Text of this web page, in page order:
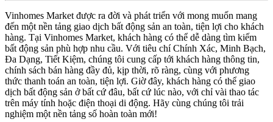
Vinhomes Market được ra đời và phát triển với mong muốn mang
đến một nền tảng giao dịch bất động sản an toàn, tiện lợi cho khách
hàng. Tại Vinhomes Market, khách hàng có thể dễ dàng tìm kiếm
bất động sản phù hợp nhu cầu. Với tiêu chí Chính Xác, Minh Bạch,
Đa Dạng, Tiết Kiệm, chúng tôi cung cấp tới khách hàng thông tin,
chính sách bán hàng đầy đủ, kịp thời, rõ ràng, cùng với phương
thức thanh toán an toàn, tiện lợi. Giờ đây, khách hàng có thể giao
dịch bất động sản ở bất cứ đâu, bất cứ lúc nào, với chỉ vài thao tác
trên máy tính hoặc điện thoại di động. Hãy cùng chúng tôi trải
nghiệm một nền tảng số hoàn toàn mới!